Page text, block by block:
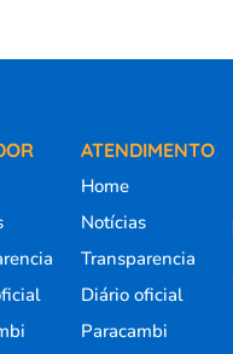
ATENDIMENTO
Home
Notícias
Transparencia
Diário oficial
Paracambi